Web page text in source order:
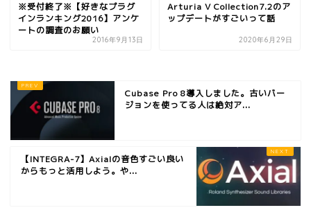
※受付終了※【好きなプラグ
インランキング2016】アンケ
ートの調査のお願い
2016年9月13日
Arturia V Collection7.2のア
ップデートがすごいって話
2020年6月29日
Cubase Pro 8導入しました。古いバー
ジョンを使ってる人は絶対ア...
【INTEGRA-7】Axialの音色すごい良い
からもっと活用しよう。や...